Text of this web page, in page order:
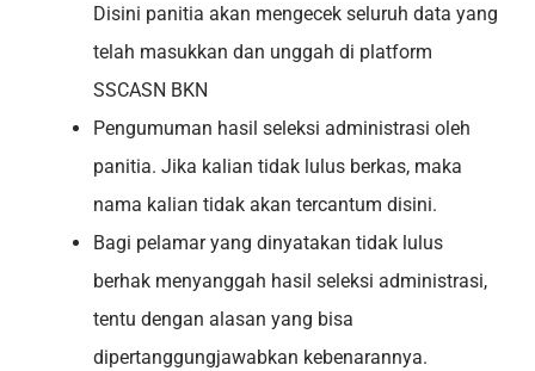
Disini panitia akan mengecek seluruh data yang
telah masukkan dan unggah di platform
SSCASN BKN
Pengumuman hasil seleksi administrasi oleh
panitia. Jika kalian tidak lulus berkas, maka
nama kalian tidak akan tercantum disini.
Bagi pelamar yang dinyatakan tidak lulus
berhak menyanggah hasil seleksi administrasi,
tentu dengan alasan yang bisa
dipertanggungjawabkan kebenarannya.